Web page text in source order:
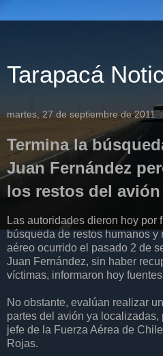
Tarapacá
martes, 27 de septiembre de 2011
Termina la
Juan Fernández
los restos del avión
Las autoridades dieron hoy por
búsqueda de restos humanos
aéreo ocurrido el pasado 2 de
Juan Fernández, sin haber
víctimas, informaron hoy
No obstante, evalúan realizar
partes del avión ya
jefe de la Fuerza Aérea de
Rojas.